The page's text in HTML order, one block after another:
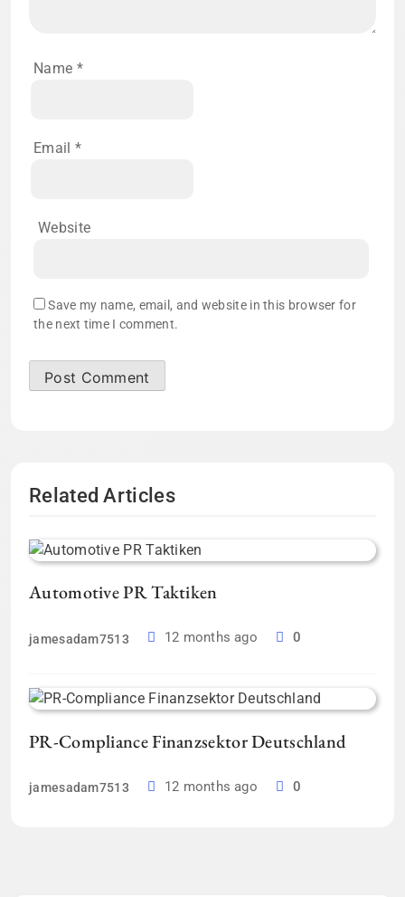
Name *
Email *
Website
Save my name, email, and website in this browser for
the next time I comment.
Related Articles
Automotive PR Taktiken
jamesadam7513 12 months ago 0
PR-Compliance Finanzsektor Deutschland
jamesadam7513 12 months ago 0